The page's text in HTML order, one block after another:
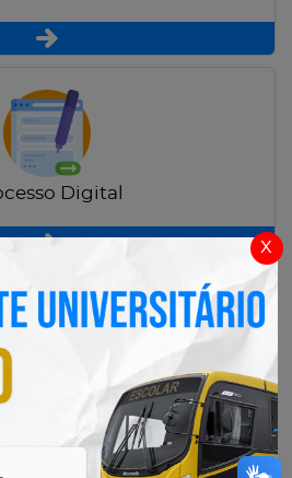
x
Digital
Pública